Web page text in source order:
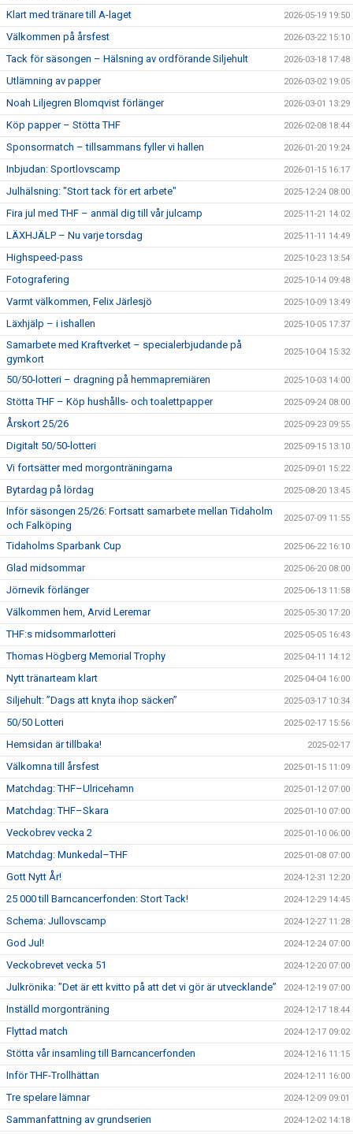
Klart med tränare till A-laget 2026-05-19 19:50
Välkommen på årsfest 2026-03-22 15:10
Tack för säsongen – Hälsning av ordförande Siljehult 2026-03-18 17:48
Utlämning av papper 2026-03-02 19:05
Noah Liljegren Blomqvist förlänger 2026-03-01 13:29
Köp papper – Stötta THF 2026-02-08 18:44
Sponsormatch – tillsammans fyller vi hallen 2026-01-20 19:24
Inbjudan: Sportlovscamp 2026-01-15 16:17
Julhälsning: "Stort tack för ert arbete" 2025-12-24 08:00
Fira jul med THF – anmäl dig till vår julcamp 2025-11-21 14:02
LÄXHJÄLP – Nu varje torsdag 2025-11-11 14:49
Highspeed-pass 2025-10-23 13:54
Fotografering 2025-10-14 09:48
Varmt välkommen, Felix Järlesjö 2025-10-09 13:49
Läxhjälp – i ishallen 2025-10-05 17:37
Samarbete med Kraftverket – specialerbjudande på
gymkort
2025-10-04 15:32
50/50-lotteri – dragning på hemmapremiären 2025-10-03 14:00
Stötta THF – Köp hushålls- och toalettpapper 2025-09-24 08:00
Årskort 25/26 2025-09-23 09:55
Digitalt 50/50-lotteri 2025-09-15 13:10
Vi fortsätter med morgonträningarna 2025-09-01 15:22
Bytardag på lördag 2025-08-20 13:45
Inför säsongen 25/26: Fortsatt samarbete mellan Tidaholm
och Falköping
2025-07-09 11:55
Tidaholms Sparbank Cup 2025-06-22 16:10
Glad midsommar 2025-06-20 08:00
Jörnevik förlänger 2025-06-13 11:58
Välkommen hem, Arvid Leremar 2025-05-30 17:20
THF:s midsommarlotteri 2025-05-05 16:43
Thomas Högberg Memorial Trophy 2025-04-11 14:12
Nytt tränarteam klart 2025-04-04 16:00
Siljehult: ”Dags att knyta ihop säcken” 2025-03-17 10:34
50/50 Lotteri 2025-02-17 15:56
Hemsidan är tillbaka! 2025-02-17
Välkomna till årsfest 2025-01-15 11:09
Matchdag: THF–Ulricehamn 2025-01-12 07:00
Matchdag: THF–Skara 2025-01-10 07:00
Veckobrev vecka 2 2025-01-10 06:00
Matchdag: Munkedal–THF 2025-01-08 07:00
Gott Nytt År! 2024-12-31 12:20
25 000 till Barncancerfonden: Stort Tack! 2024-12-29 14:45
Schema: Jullovscamp 2024-12-27 11:28
God Jul! 2024-12-24 07:00
Veckobrevet vecka 51 2024-12-20 07:00
Julkrönika: ”Det är ett kvitto på att det vi gör är utvecklande” 2024-12-19 07:00
Inställd morgonträning 2024-12-17 18:44
Flyttad match 2024-12-17 09:02
Stötta vår insamling till Barncancerfonden 2024-12-16 11:15
Inför THF-Trollhättan 2024-12-11 16:00
Tre spelare lämnar 2024-12-09 09:01
Sammanfattning av grundserien 2024-12-02 14:18